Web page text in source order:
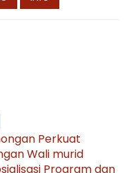
Perkuat
Wali murid
Program dan